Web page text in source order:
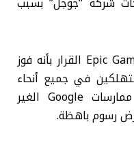
وصف منشور من رئيس شركة Epic Games القرار بأنه فوز
في جميع أنحاء
العالم قائلاً أن القضية تثبت ممارسات Google الغير
رسوم باهظة.